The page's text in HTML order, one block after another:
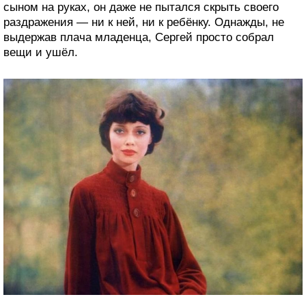
сыном на руках, он даже не пытался скрыть своего
раздражения — ни к ней, ни к ребёнку. Однажды, не
выдержав плача младенца, Сергей просто собрал
вещи и ушёл.